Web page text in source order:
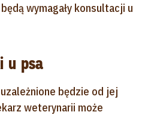
wymagały konsultacji u
u psa
będzie od jej
weterynarii może